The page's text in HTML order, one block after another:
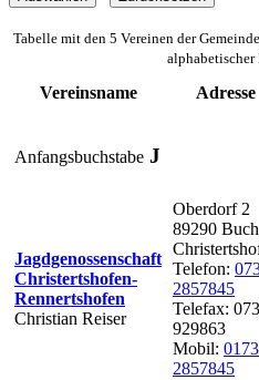
Tabelle mit den 5 Vereinen der
Vereinsname Adresse
Anfangsbuchstabe J
Jagdgenossenschaft
Christertshofen-
Rennertshofen
Christian Reiser
Oberdorf 2
89290
Telefon:
2857845
Telefax:
929863
Mobil: 0173
2857845